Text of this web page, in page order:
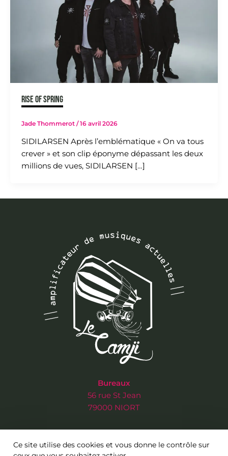
RISE OF SPRING
Jade Thommerot /16 avril 2026
SIDILARSEN Après l’emblématique « On va tous
crever » et son clip éponyme dépassant les deux
millions de vues, SIDILARSEN […]
Bureaux
56 rue St Jean
79000 NIORT
3 rue de l’Ancien Musée
Ce site utilise des cookies et vous donne le contrôle sur